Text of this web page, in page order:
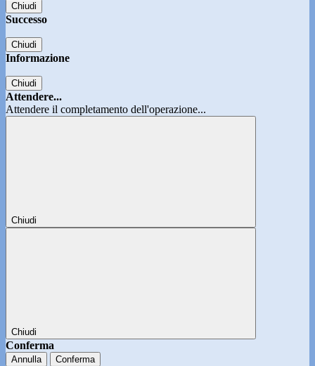
Chiudi
Successo
Chiudi
Informazione
Chiudi
Attendere...
Attendere il completamento dell'operazione...
Chiudi
Chiudi
Conferma
Annulla Conferma